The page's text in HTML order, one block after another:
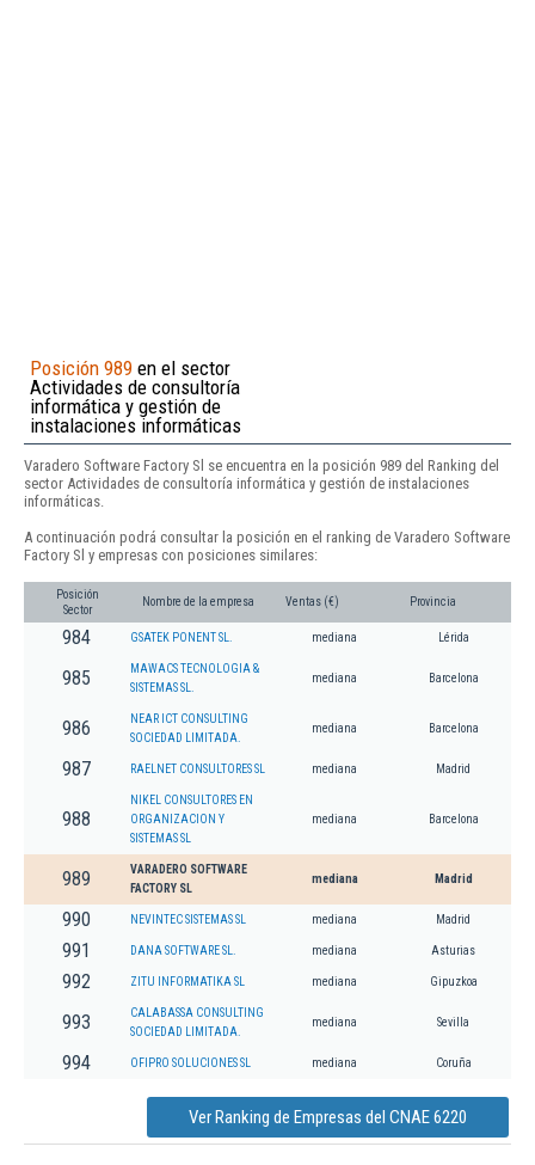
Posición 989 en el sector
Actividades de consultoría
informática y gestión de
instalaciones informáticas
Varadero Software Factory Sl se encuentra en la posición 989 del Ranking del
sector Actividades de consultoría informática y gestión de instalaciones
informáticas.
A continuación podrá consultar la posición en el ranking de Varadero Software
Factory Sl y empresas con posiciones similares:
Posición
Sector
Nombre de la empresa Ventas (€) Provincia
984 GSATEK PONENT SL. mediana Lérida
985
MAWACS TECNOLOGIA &
SISTEMAS SL.
mediana Barcelona
986
NEAR ICT CONSULTING
SOCIEDAD LIMITADA.
mediana Barcelona
987 RAELNET CONSULTORES SL mediana Madrid
988
NIKEL CONSULTORES EN
ORGANIZACION Y
SISTEMAS SL
mediana Barcelona
989
VARADERO SOFTWARE
FACTORY SL
mediana Madrid
990 NEVINTEC SISTEMAS SL mediana Madrid
991 DANA SOFTWARE SL. mediana Asturias
992 ZITU INFORMATIKA SL mediana Gipuzkoa
993
CALABASSA CONSULTING
SOCIEDAD LIMITADA.
mediana Sevilla
994 OFIPRO SOLUCIONES SL mediana Coruña
Ver Ranking de Empresas del CNAE 6220